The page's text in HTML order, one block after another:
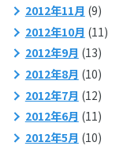
2012年11月 (9)
2012年10月 (11)
2012年9月 (13)
2012年8月 (10)
2012年7月 (12)
2012年6月 (11)
2012年5月 (10)